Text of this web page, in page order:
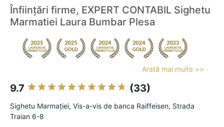
Înființări firme, EXPERT CONTABIL Sighetu
Marmatiei Laura Bumbar Plesa
Arată mai multe >>
9.7 (33)
Sighetu Marmaţiei, Vis-a-vis de banca Raiffeisen, Strada
Traian 6-8